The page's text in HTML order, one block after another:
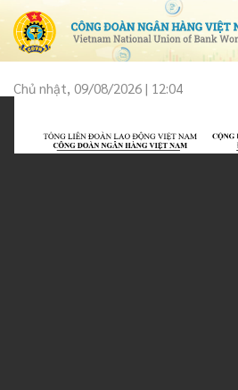
Chủ nhật, 09/08/2026 | 12:04